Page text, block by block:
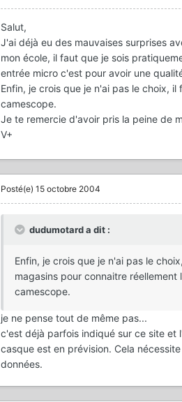
Salut,
J'ai déjà eu des mauvaises surprises
mon école, il faut que je sois
entrée micro c'est pour avoir une
Enfin, je crois que je n'ai pas le choix,
camescope.
Je te remercie d'avoir pris la peine de
V+
Posté(e) 15 octobre 2004
dudumotard a dit :
Enfin, je crois que je n'ai pas le
magasins pour connaitre réellement
camescope.
je ne pense tout de même pas...
c'est déjà parfois indiqué sur ce site et
casque est en prévision. Cela
données.